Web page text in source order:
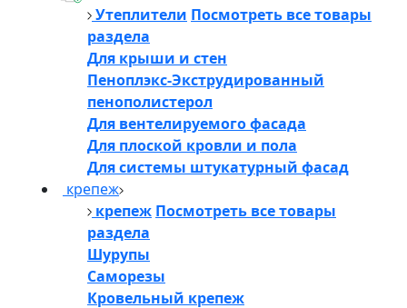
Утеплители Посмотреть все товары
раздела
Для крыши и стен
Пеноплэкс-Экструдированный
пенополистерол
Для вентелируемого фасада
Для плоской кровли и пола
Для системы штукатурный фасад
крепеж
крепеж Посмотреть все товары
раздела
Шурупы
Саморезы
Кровельный крепеж